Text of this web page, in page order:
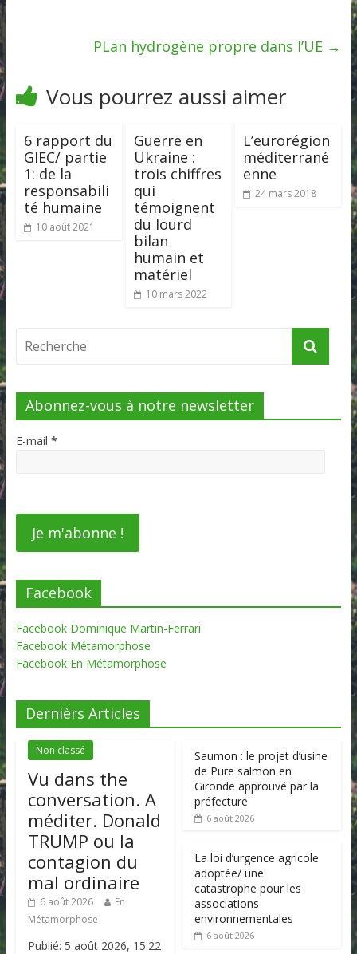
PLan hydrogène propre dans l’UE →
Vous pourrez aussi aimer
6 rapport du
GIEC/ partie
1: de la
responsabili
té humaine
10 août 2021
Guerre en
Ukraine :
trois chiffres
qui
témoignent
du lourd
bilan
humain et
matériel
10 mars 2022
L’eurorégion
méditerrané
enne
24 mars 2018
Abonnez-vous à notre newsletter
E-mail *
Facebook
Facebook Dominique Martin-Ferrari
Facebook Métamorphose
Facebook En Métamorphose
Dernièrs Articles
Non classé
Vu dans the
conversation. A
méditer. Donald
TRUMP ou la
contagion du
mal ordinaire
6 août 2026
En
Métamorphose
Publié: 5 août 2026, 15:22
Saumon : le projet d’usine
de Pure salmon en
Gironde approuvé par la
préfecture
6 août 2026
La loi d’urgence agricole
adoptée/ une
catastrophe pour les
associations
environnementales
6 août 2026